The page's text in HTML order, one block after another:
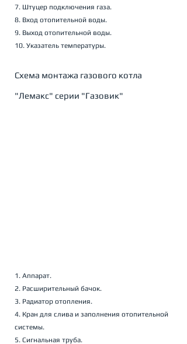
7. Штуцер подключения газа.
8. Вход отопительной воды.
9. Выход отопительной воды.
10. Указатель температуры.
Схема монтажа газового котла
"Лемакс" серии "Газовик"
1. Аппарат.
2. Расширительный бачок.
3. Радиатор отопления.
4. Кран для слива и заполнения отопительной
системы.
5. Сигнальная труба.